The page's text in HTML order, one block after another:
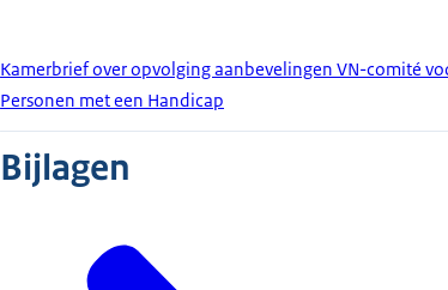
Kamerbrief over opvolging aanbevelingen VN-comité
Personen met een Handicap
Bijlagen